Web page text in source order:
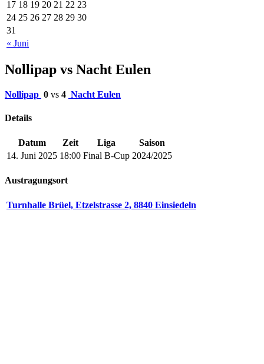
« Juni
17 18 19 20 21 22 23
24 25 26 27 28 29 30
31
Nollipap vs Nacht Eulen
Nollipap 0 vs 4 Nacht Eulen
Details
Datum Zeit Liga
Saison
14. Juni 2025 18:00 Final B-Cup 2024/2025
Austragungsort
Turnhalle Brüel, Etzelstrasse 2, 8840 Einsiedeln